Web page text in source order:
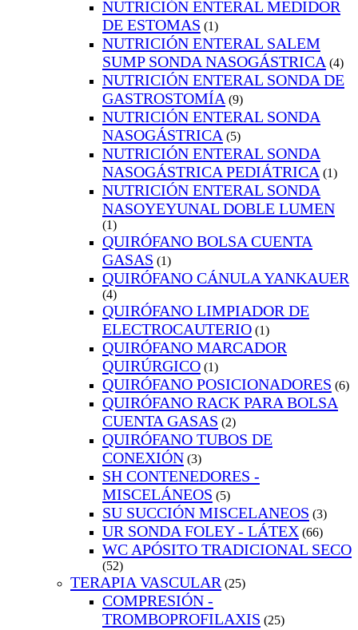
NUTRICIÓN ENTERAL MEDIDOR
DE ESTOMAS (1)
NUTRICIÓN ENTERAL SALEM
SUMP SONDA NASOGÁSTRICA (4)
NUTRICIÓN ENTERAL SONDA DE
GASTROSTOMÍA (9)
NUTRICIÓN ENTERAL SONDA
NASOGÁSTRICA (5)
NUTRICIÓN ENTERAL SONDA
NASOGÁSTRICA PEDIÁTRICA (1)
NUTRICIÓN ENTERAL SONDA
NASOYEYUNAL DOBLE LUMEN
(1)
QUIRÓFANO BOLSA CUENTA
GASAS (1)
QUIRÓFANO CÁNULA YANKAUER
(4)
QUIRÓFANO LIMPIADOR DE
ELECTROCAUTERIO (1)
QUIRÓFANO MARCADOR
QUIRÚRGICO (1)
QUIRÓFANO POSICIONADORES (6)
QUIRÓFANO RACK PARA BOLSA
CUENTA GASAS (2)
QUIRÓFANO TUBOS DE
CONEXIÓN (3)
SH CONTENEDORES -
MISCELÁNEOS (5)
SU SUCCIÓN MISCELANEOS (3)
UR SONDA FOLEY - LÁTEX (66)
WC APÓSITO TRADICIONAL SECO
(52)
TERAPIA VASCULAR (25)
COMPRESIÓN -
TROMBOPROFILAXIS (25)